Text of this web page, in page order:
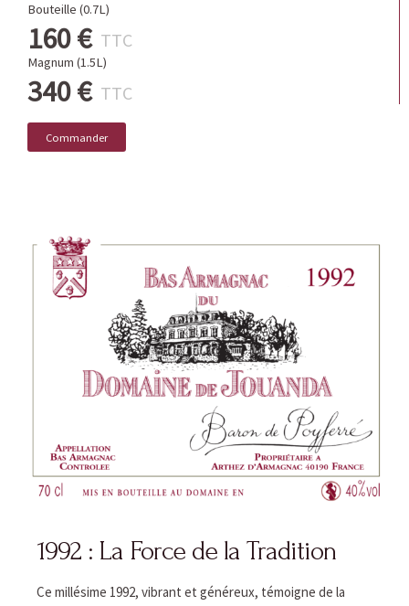
Bouteille (0.7L)
160 € TTC
Magnum (1.5L)
340 € TTC
Commander
1992 : La Force de la Tradition
Ce millésime 1992, vibrant et généreux, témoigne de la